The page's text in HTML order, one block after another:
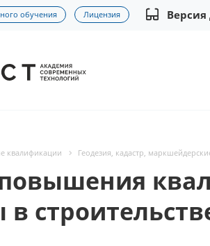
обучения Лицензия
квалификации Геодезия, кадастр,
в